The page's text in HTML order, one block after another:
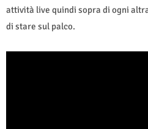
attività live quindi sopra di ogni
di stare sul palco.